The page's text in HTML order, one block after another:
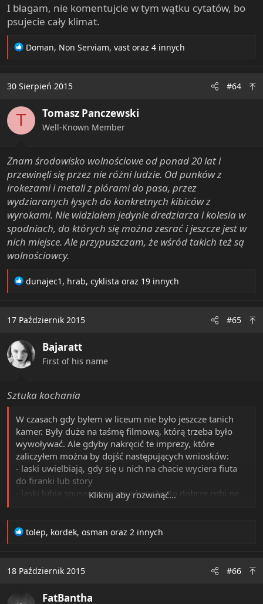
I błagam, nie komentujcie w tym wątku cytatów, bo
psujecie cały klimat.
R
t
o
s
Doman, Non Serviam, vast oraz 4 innych
30 Sierpień 2015 #64
T Tomasz Panczewski
Well-Known Member
Znam środowisko wolnościowe od ponad 20 lat i
przewinęli się przez nie różni ludzie. Od punków z
irokezami i metali z piórami do pasa, przez
wydziaranych łysych do konkretnych kibiców z
wyrokami. Nie widziałem jedynie dredziarza i kolesia w
spodniach, do których się można zesrać i jeszcze jest w
nich miejsce. Ale przypuszczam, że wśród takich też są
wolnościowcy.
R
t
o
n
s
dunajec1 , hrab, cyklista oraz 19 innych
17 Październik 2015 #65
Bajaratt
First of his name
Sztuka kochania
W czasach gdy byłem w liceum nie było jeszcze tanich
kamer. Były duże na taśmę filmową, którą trzeba było
wywoływać. Ale gdyby nakręcić te imprezy, które
zaliczyłem można by dojść następujących wniosków:
- laski uwielbiają, gdy się u nich na chacie wyciera fiuta
do firanki lub story
- laski lubią spuszczanie we włosy, bo to dobrze robi na
cerę
- jak się wejdzie za laską do ubikacji lub łazienki to laska
- laski są szczęśliwe jak się do gumki włoży dwie piłeczki
Kliknij aby rozwinąć...
R
t
tolep, kordek, osman oraz 2 innych
18 Październik 2015 #66
FatBantha